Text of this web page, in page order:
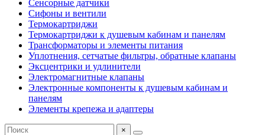
Сенсорные датчики
Сифоны и вентили
Термокартриджи
Термокартриджи к душевым кабинам и панелям
Трансформаторы и элементы питания
Уплотнения, сетчатые фильтры, обратные клапаны
Эксцентрики и удлинители
Электромагнитные клапаны
Электронные компоненты к душевым кабинам и
панелям
Элементы крепежа и адаптеры
×